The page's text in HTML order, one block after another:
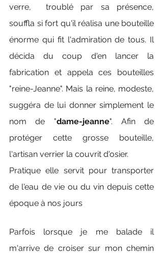
verre,  troublé par sa présence,
souffla si fort qu'il réalisa une bouteille
énorme qui fit l'admiration de tous. Il
décida du coup d'en lancer la
fabrication et appela ces bouteilles
"reine-Jeanne". Mais la reine, modeste,
suggéra de lui donner simplement le
nom de "dame-jeanne". Afin de
protéger cette grosse bouteille,
l'artisan verrier la couvrit d'osier.
Pratique elle servit pour transporter
de l'eau de vie ou du vin depuis cette
époque à nos jours
Parfois lorsque je me balade il
m'arrive de croiser sur mon chemin